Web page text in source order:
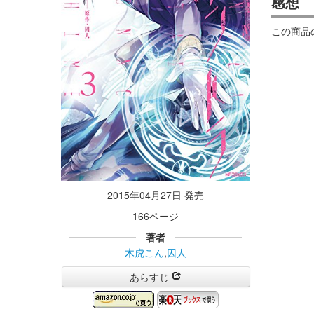
2015年04月27日 発売
166ページ
著者
木虎こん,囚人
あらすじ
この商品